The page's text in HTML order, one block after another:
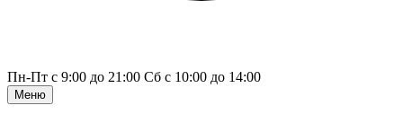
Пн-Пт с 9:00 до 21:00 Сб с 10:00 до 14:00
Меню